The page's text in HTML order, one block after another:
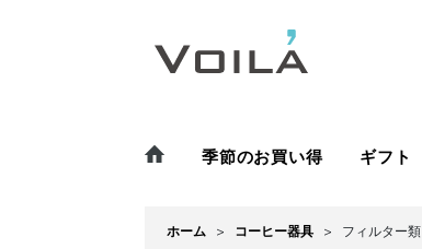
季節のお買い得 ギフト
ホーム > コーヒー器具 > フィルター類